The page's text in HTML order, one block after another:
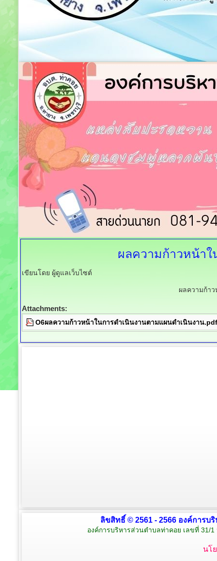
ผลความก้าวหน้าใ
เขียนโดย ผู้ดูแลเว็บไซต์
ผลความก้า
Attachments:
O6ผลความก้าวหน้าในการดำเนินงานตามแผนดำเนินงาน.pdf
ลิขสิทธิ์ © 2561 - 2566 องค์การบ
องค์การบริหารส่วนตำบลท่าคอย เลขที่ 31/
นโ